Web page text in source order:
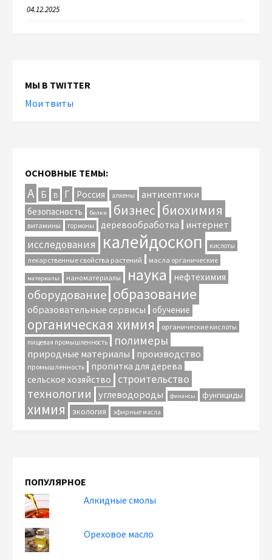
04.12.2025
МЫ В TWITTER
Мои твиты
ОСНОВНЫЕ ТЕМЫ:
А Б В Г Россия алкены антисептики
безопасность белки бизнес биохимия
витамины гормоны деревообработка интернет
исследования калейдоскоп кислоты
лекарственные свойства растений масла органические
материалы наноматериалы наука нефтехимия
оборудование образование
образовательные сервисы обучение
органическая химия органические кислоты
пищевая промышленность полимеры
природные материалы производство
промышленность
пропитка для дерева
сельское хозяйство
строительство
технологии углеводороды финансы фунгициды
химия экология эфирные масла
ПОПУЛЯРНОЕ
Алкидные смолы
Ореховое масло